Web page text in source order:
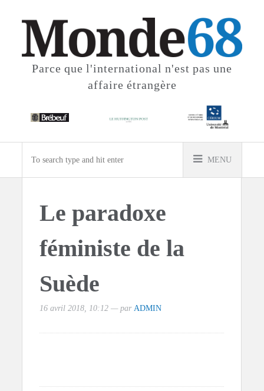
Parce que l'international n'est pas une
affaire étrangère
MENU
Le paradoxe
féministe de la
Suède
16 avril 2018, 10:12 — par ADMIN